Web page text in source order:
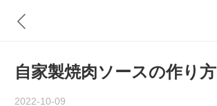
自家製焼肉ソースの作り方
2022-10-09